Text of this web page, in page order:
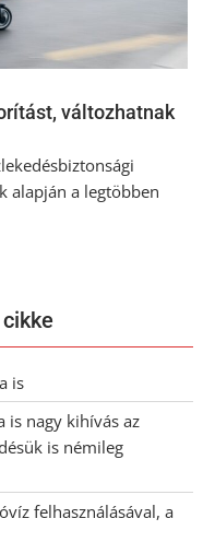
változhatnak
alapján a legtöbben
is
is nagy kihívás az
is némileg
felhasználásával, a